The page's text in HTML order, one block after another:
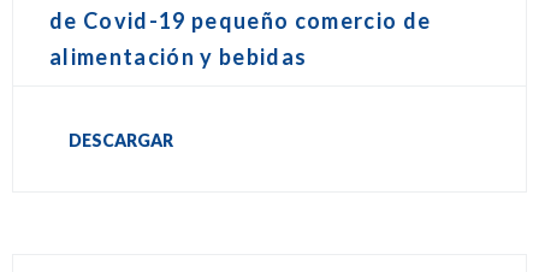
de Covid-19 pequeño comercio de
alimentación y bebidas
DESCARGAR